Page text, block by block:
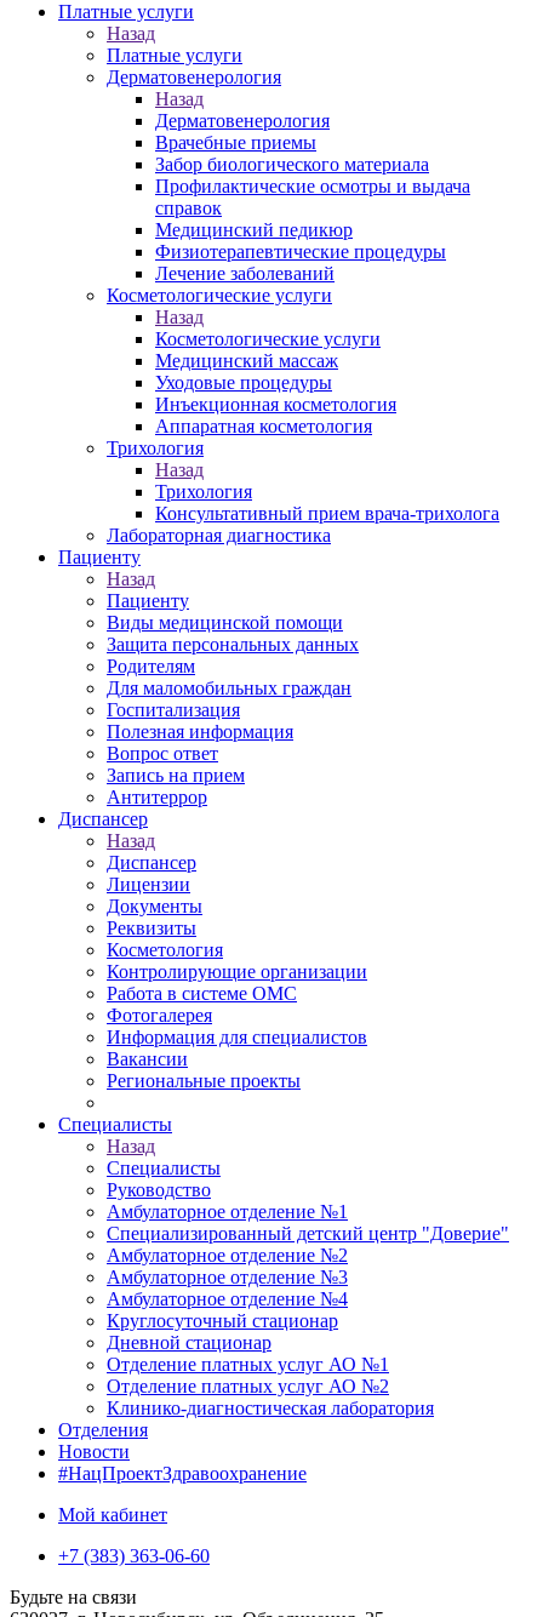
Платные услуги
Назад
Платные услуги
Дерматовенерология
Назад
Дерматовенерология
Врачебные приемы
Забор биологического материала
Профилактические осмотры и выдача
справок
Медицинский педикюр
Физиотерапевтические процедуры
Лечение заболеваний
Косметологические услуги
Назад
Косметологические услуги
Медицинский массаж
Уходовые процедуры
Инъекционная косметология
Аппаратная косметология
Трихология
Назад
Трихология
Консультативный прием врача-трихолога
Лабораторная диагностика
Пациенту
Назад
Пациенту
Виды медицинской помощи
Защита персональных данных
Родителям
Для маломобильных граждан
Госпитализация
Полезная информация
Вопрос ответ
Запись на прием
Антитеррор
Диспансер
Назад
Диспансер
Лицензии
Документы
Реквизиты
Косметология
Контролирующие организации
Работа в системе ОМС
Фотогалерея
Информация для специалистов
Вакансии
Региональные проекты
Специалисты
Назад
Специалисты
Руководство
Амбулаторное отделение №1
Специализированный детский центр "Доверие"
Амбулаторное отделение №2
Амбулаторное отделение №3
Амбулаторное отделение №4
Круглосуточный стационар
Дневной стационар
Отделение платных услуг АО №1
Отделение платных услуг АО №2
Клинико-диагностическая лаборатория
Отделения
Новости
#НацПроектЗдравоохранение
Мой кабинет
+7 (383) 363-06-60
Будьте на связи